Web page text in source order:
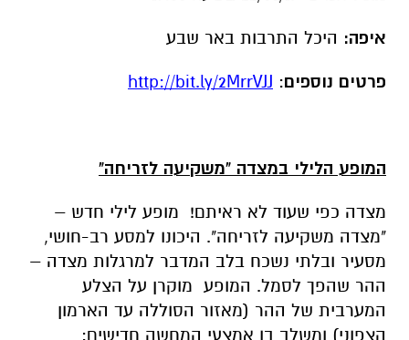
איפה: היכל התרבות באר שבע
פרטים נוספים:
http://bit.ly/2MrrVJJ
המופע הלילי במצדה "משקיעה לזריחה"
מצדה כפי שעוד לא ראיתם! מופע לילי חדש –
"מצדה משקיעה לזריחה". היכונו למסע רב-חושי,
מסעיר ובלתי נשכח בלב המדבר למרגלות מצדה –
ההר שהפך לסמל. המופע מוקרן על הצלע
המערבית של ההר (מאזור הסוללה עד הארמון
הצפוני) ומשלב בו אמצעי המחשה חדישים: